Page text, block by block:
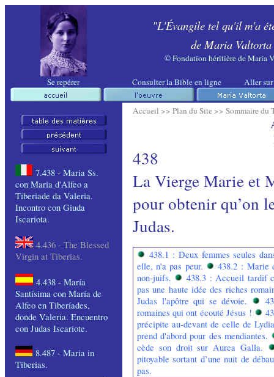
"L'Évangile tel qu'il m'a
de Maria Valtorta
©Fondation héritière de Maria
Se repérer Consulter la Bible en ligne Aller sur
7.438 - Maria Ss.
con Maria d'Alfeo a
Tiberiade da Valeria.
Incontro con Giuda
Iscariota.
4.436 - TheBlessed
Virginat Tiberias.
4.438 - María
Santísima con María de
Alfeo enTiberíades,
donde Valeria.Encuentro
con JudasIscariote.
8.487 - Maria in
Tiberias.
Accueil >> Plan du Site >>Sommaire du
438
La Vierge Marie et
pour obtenir qu’on
Judas.
438.1 : Deux femmes seules
elle, n'a pas peur.
438.2 : Marie
non-juifs.
438.3 : Accueil tardif
pas une haute idée des riches
Judas l'apôtre qui se dévoie.
romaines qui ont écouté Jésus !
précipite au-devant de celle de
prend d'abord pour des mendiantes.
cède son droit sur Aurea Galla.
pitoyable sortant d’une nuit de
pas.